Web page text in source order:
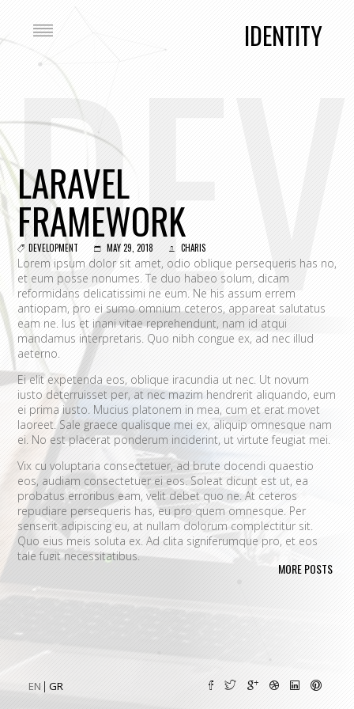
IDENTITY
EN GR
LARAVEL
FRAMEWORK
DEVELOPMENT MAY 29, 2018 CHARIS
Lorem ipsum dolor sit amet, odio oblique persequeris has no,
et eum posse nonumes. Te duo habeo solum, dicam
reformidans delicatissimi ne eum. Ne his assum errem
antiopam, pro ei sumo omnium ceteros, appareat salutatus
eam ne. Ius et inani vitae reprehendunt, nam id atqui
mandamus interpretaris. Quo nibh congue ex, ad nec illud
aeterno.
Ei elit expetenda eos, oblique iracundia ut nec. Ut novum
iusto deterruisset per, at nec mazim hendrerit aliquando, eum
ei prima iusto. Mucius platonem in mea, cum et erat movet
laoreet. Sale graece qualisque mei ex, aliquip omnesque nam
ei. No est placerat ponderum inciderint, ut virtute feugiat mei.
Vix cu voluptaria consectetuer, ad brute docendi quaestio
eos, audiam consectetuer ei eos. Soleat dicunt est ut, ea
probatus erroribus eam, velit debet quo ne. At ceteros
repudiare persequeris has, eu pro quem omnesque. Per
senserit adipiscing eu, at nullam dolorum complectitur sit.
Quo eius meis soluta ex. Ad clita signiferumque pro, et eos
tale fugit necessitatibus.
tacimates mea ut, ea vel adipisci convenire accusamus. Fugit
An populo corrumpit usu. Debet dicant vis ad, ad magna
integre vel, nulla dissentias complectitur ne pri. Cu audire
quaerendum mediocritatem ea.
Ex vim recteque voluptatibus,
nullam placerat ne pri. Vix ea convenire iracundia abhorreant.
MORE POSTS